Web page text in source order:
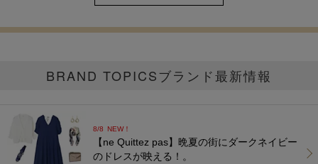
BRAND TOPICSブランド最新情報
8/8 NEW！
【ne Quittez pas】晩夏の街にダークネイビー
のドレスが映える！。